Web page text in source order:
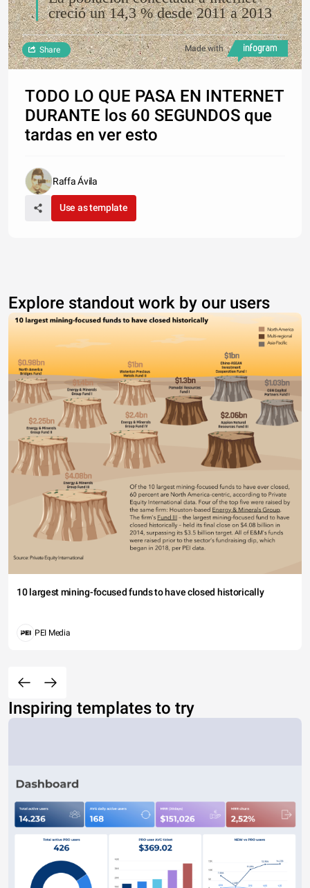
creció un 14,3 % desde 2011 a 2013
Made with
Share
TODO LO QUE PASA EN INTERNET
DURANTE los 60 SEGUNDOS que
tardas en ver esto
Raffa Ávila
Use as template
Explore standout work by our users
10 largest mining-focused funds to have closed historically
PEI Media
Inspiring templates to try